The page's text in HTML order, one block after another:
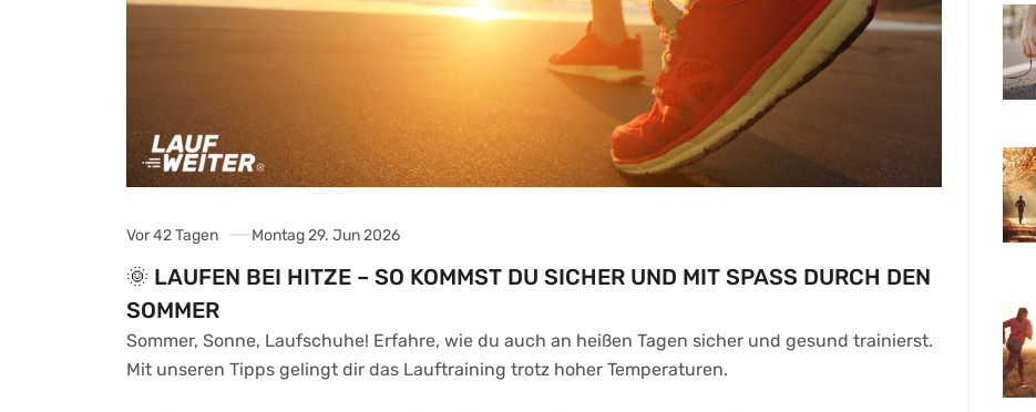
Vor 42 Tagen Montag 29. Jun 2026
🌞 LAUFEN BEI HITZE – SO KOMMST DU SICHER UND MIT SPASS DURCH DEN S
OMMER
Sommer, Sonne, Laufschuhe! Erfahre, wie du auch an heißen Tagen sicher und gesund trainierst.
Mit unseren Tipps gelingt dir das Lauftraining trotz hoher Temperaturen.